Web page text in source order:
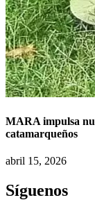
MARA impulsa
catamarqueños
abril 15, 2026
Síguenos